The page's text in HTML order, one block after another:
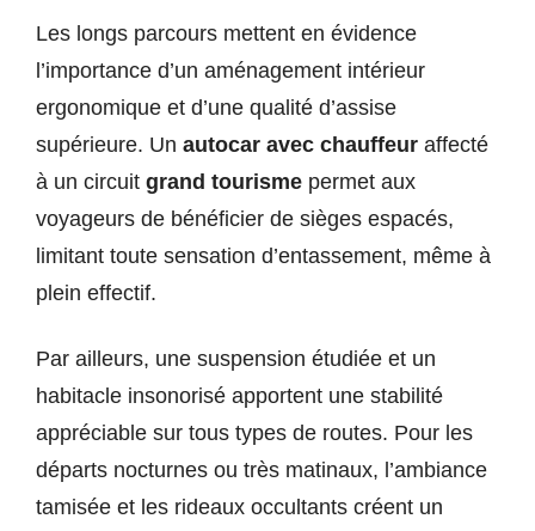
Les longs parcours mettent en évidence
l’importance d’un aménagement intérieur
ergonomique et d’une qualité d’assise
supérieure. Un autocar avec chauffeur affecté
à un circuit grand tourisme permet aux
voyageurs de bénéficier de sièges espacés,
limitant toute sensation d’entassement, même à
plein effectif.
Par ailleurs, une suspension étudiée et un
habitacle insonorisé apportent une stabilité
appréciable sur tous types de routes. Pour les
départs nocturnes ou très matinaux, l’ambiance
tamisée et les rideaux occultants créent un